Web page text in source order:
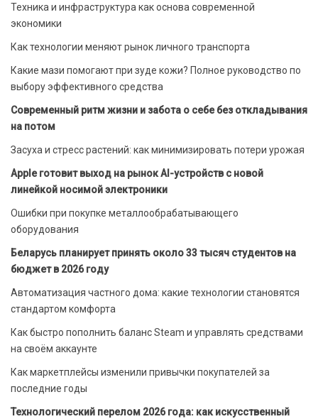
Техника и инфраструктура как основа современной
экономики
Как технологии меняют рынок личного транспорта
Какие мази помогают при зуде кожи? Полное руководство по
выбору эффективного средства
Современный ритм жизни и забота о себе без откладывания
на потом
Засуха и стресс растений: как минимизировать потери урожая
Apple готовит выход на рынок AI-устройств с новой
линейкой носимой электроники
Ошибки при покупке металлообрабатывающего
оборудования
Беларусь планирует принять около 33 тысяч студентов на
бюджет в 2026 году
Автоматизация частного дома: какие технологии становятся
стандартом комфорта
Как быстро пополнить баланс Steam и управлять средствами
на своём аккаунте
Как маркетплейсы изменили привычки покупателей за
последние годы
Технологический перелом 2026 года: как искусственный